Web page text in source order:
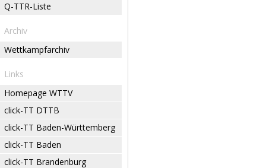
Q-TTR-Liste
Archiv
Wettkampfarchiv
Links
Homepage WTTV
click-TT DTTB
click-TT Baden-Württemberg
click-TT Baden
click-TT Brandenburg